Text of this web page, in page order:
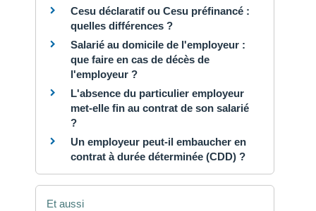
Cesu déclaratif ou Cesu préfinancé :
quelles différences ?
Salarié au domicile de l'employeur :
que faire en cas de décès de
l'employeur ?
L'absence du particulier employeur
met-elle fin au contrat de son salarié
?
Un employeur peut-il embaucher en
contrat à durée déterminée (CDD) ?
Et aussi